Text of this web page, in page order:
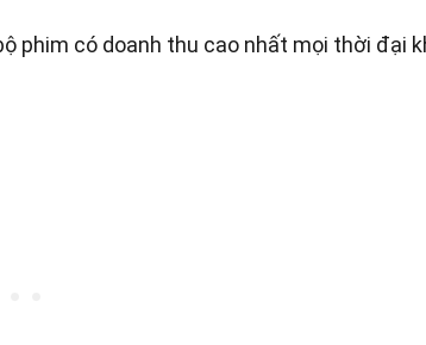
phim có doanh thu cao nhất mọi thời đại